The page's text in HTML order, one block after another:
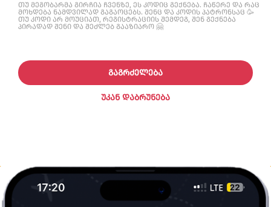
თუ მეგობარმა გირჩია ჩვენზე, ეს კოდიც გექნება. ჩაწერე და რაც
მოხდება ნამდვილად გაგაოცებს. შენც და კოდის პატრონსაც 🥳
თუ კოდი არ მოუციათ, რეგისტრაციის შემდეგ, შენ გექნება
პირადად შენი და შეძლებ გააზიარო 🤗
ᲣᲙᲐᲜ ᲓᲐᲑᲠᲣᲜᲔᲑᲐ
ᲒᲐᲒᲠᲫᲔᲚᲔᲑᲐ